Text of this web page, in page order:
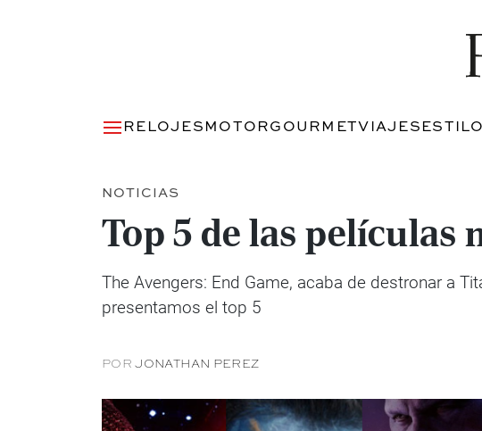
RELOJESMOTORGOURMETVIAJESESTILO
NOTICIAS
Top 5 de las películas
The Avengers: End Game, acaba de destronar a
presentamos el top 5
PORJONATHAN PEREZ